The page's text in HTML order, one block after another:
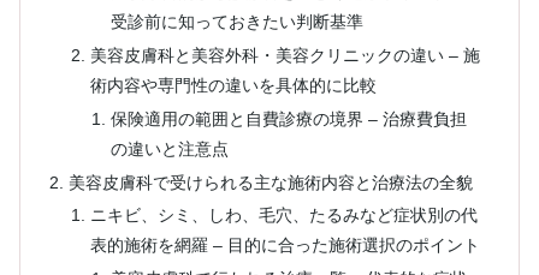
受診前に知っておきたい判断基準
美容皮膚科と美容外科・美容クリニックの違い – 施
術内容や専門性の違いを具体的に比較
保険適用の範囲と自費診療の境界 – 治療費負担
の違いと注意点
美容皮膚科で受けられる主な施術内容と治療法の全貌
ニキビ、シミ、しわ、毛穴、たるみなど症状別の代
表的施術を網羅 – 目的に合った施術選択のポイント